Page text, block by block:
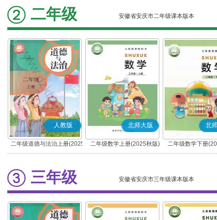
二年级 安徽省安庆市二年级课本版本
人教版
二年级道德与法治上册(2025
秋版)(部编版)
北师大版
二年级数学上册(2025秋版)
北
二年级数学下册
三年级 安徽省安庆市三年级课本版本